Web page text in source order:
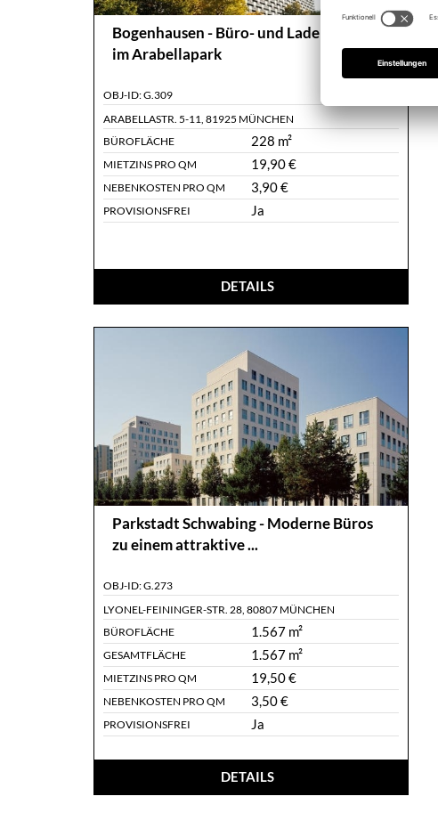
Bogenhausen - Büro- und Ladenflächen
im Arabellapark
OBJ-ID:G.309
ARABELLASTR. 5-11, 81925 MÜNCHEN
BÜROFLÄCHE
228 m²
MIETZINS PRO QM 19,90 €
NEBENKOSTEN PRO QM 3,90 €
PROVISIONSFREI Ja
DETAILS
Parkstadt Schwabing - Moderne Büros
zu einem attraktive ...
OBJ-ID:G.273
LYONEL-FEININGER-STR. 28, 80807 MÜNCHEN
BÜROFLÄCHE
1.567 m²
GESAMTFLÄCHE 1.567 m²
MIETZINS PRO QM 19,50 €
NEBENKOSTEN PRO QM 3,50 €
PROVISIONSFREI Ja
DETAILS